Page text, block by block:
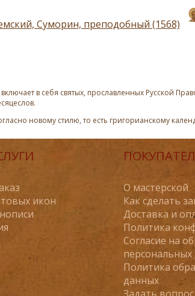
Суморин, преподобный (1568)
в себя святых, прославленных Русской
новому стилю, то есть григорианскому
икон
О мастерской
Как сделать
Доставка и
Политика
Согласие на
Политика
данных